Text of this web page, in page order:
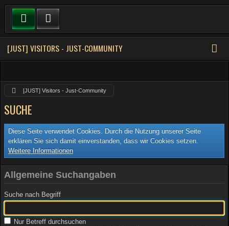
[JUST] VISITORS - JUST-COMMUNITY
[JUST] Visitors - Just-Community
SUCHE
Diese Seite verwendet Cookies. Durch die Nutzung unserer Seite
erklären Sie sich damit einverstanden, dass wir Cookies setzen.
Weitere Informationen
Allgemeine Suchangaben
Suche nach Begriff
Nur Betreff durchsuchen